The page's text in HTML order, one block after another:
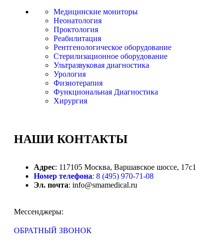
Медицинские мониторы
Неонатология
Проктология
Реабилитация
Рентгенологическое оборудование
Стерилизационное оборудование
Ультразвуковая диагностика
Урология
Физиотерапия
Функциональная Диагностика
Хирургия
НАШИ КОНТАКТЫ
Адрес: 117105 Москва, Варшавское шоссе, 17с1
Номер телефона: 8 (495) 970-71-08
Эл. почта: info@smamedical.ru
Мессенджеры:
ОБРАТНЫЙ ЗВОНОК